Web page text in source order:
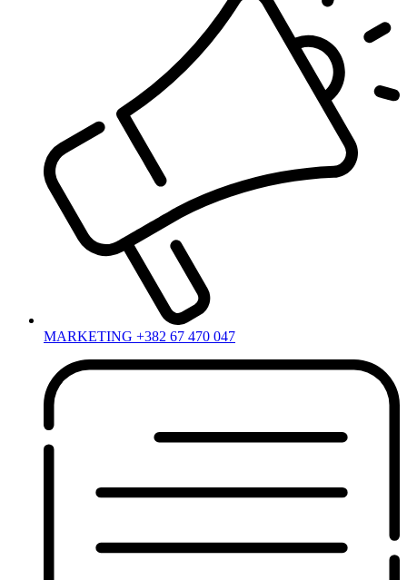
MARKETING +382 67 470 047